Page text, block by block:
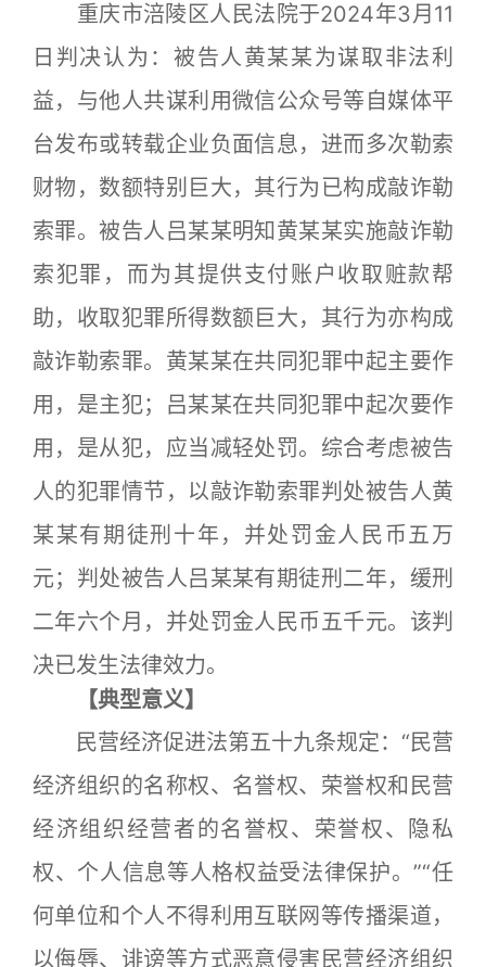
重庆市涪陵区人民法院于2024年3月11
日判决认为：被告人黄某某为谋取非法利
益，与他人共谋利用微信公众号等自媒体平
台发布或转载企业负面信息，进而多次勒索
财物，数额特别巨大，其行为已构成敲诈勒
索罪。被告人吕某某明知黄某某实施敲诈勒
索犯罪，而为其提供支付账户收取赃款帮
助，收取犯罪所得数额巨大，其行为亦构成
敲诈勒索罪。黄某某在共同犯罪中起主要作
用，是主犯；吕某某在共同犯罪中起次要作
用，是从犯，应当减轻处罚。综合考虑被告
人的犯罪情节，以敲诈勒索罪判处被告人黄
某某有期徒刑十年，并处罚金人民币五万
元；判处被告人吕某某有期徒刑二年，缓刑
二年六个月，并处罚金人民币五千元。该判
决已发生法律效力。
【典型意义】
民营经济促进法第五十九条规定：“民营
经济组织的名称权、名誉权、荣誉权和民营
经济组织经营者的名誉权、荣誉权、隐私
权、个人信息等人格权益受法律保护。”“任
何单位和个人不得利用互联网等传播渠道，
以侮辱、诽谤等方式恶意侵害民营经济组织